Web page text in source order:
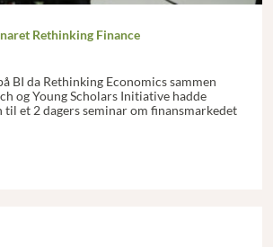
Rethinking Finance
BI da Rethinking Economics sammen
og Young Scholars Initiative hadde
et 2 dagers seminar om finansmarkedet